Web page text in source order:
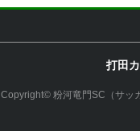
打田
Copyright© 粉河竜門SC（サッ